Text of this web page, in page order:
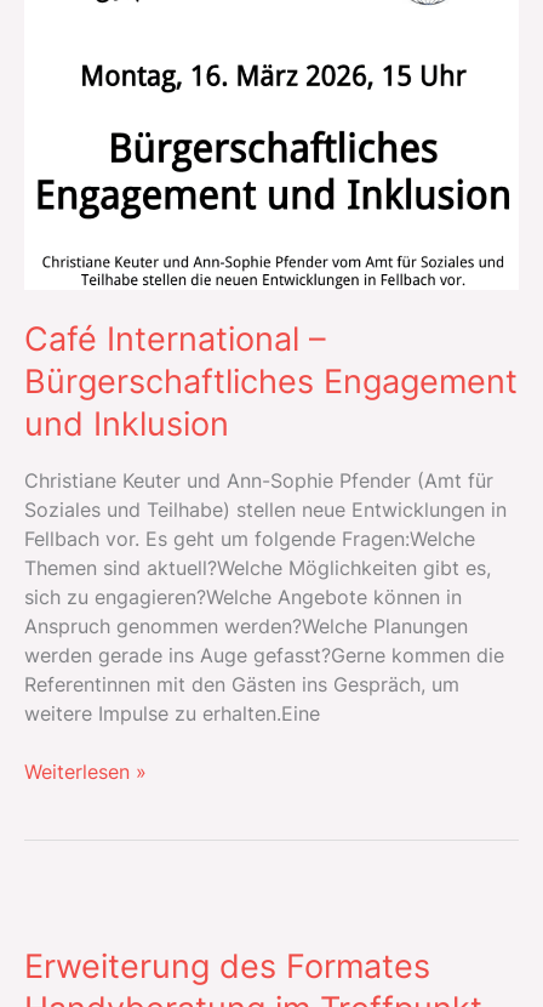
Café International –
Bürgerschaftliches Engagement
und Inklusion
Christiane Keuter und Ann-Sophie Pfender (Amt für
Soziales und Teilhabe) stellen neue Entwicklungen in
Fellbach vor. Es geht um folgende Fragen:Welche
Themen sind aktuell?Welche Möglichkeiten gibt es,
sich zu engagieren?Welche Angebote können in
Anspruch genommen werden?Welche Planungen
werden gerade ins Auge gefasst?Gerne kommen die
Referentinnen mit den Gästen ins Gespräch, um
weitere Impulse zu erhalten.Eine
Café
Weiterlesen »
Erweiterung des Formates